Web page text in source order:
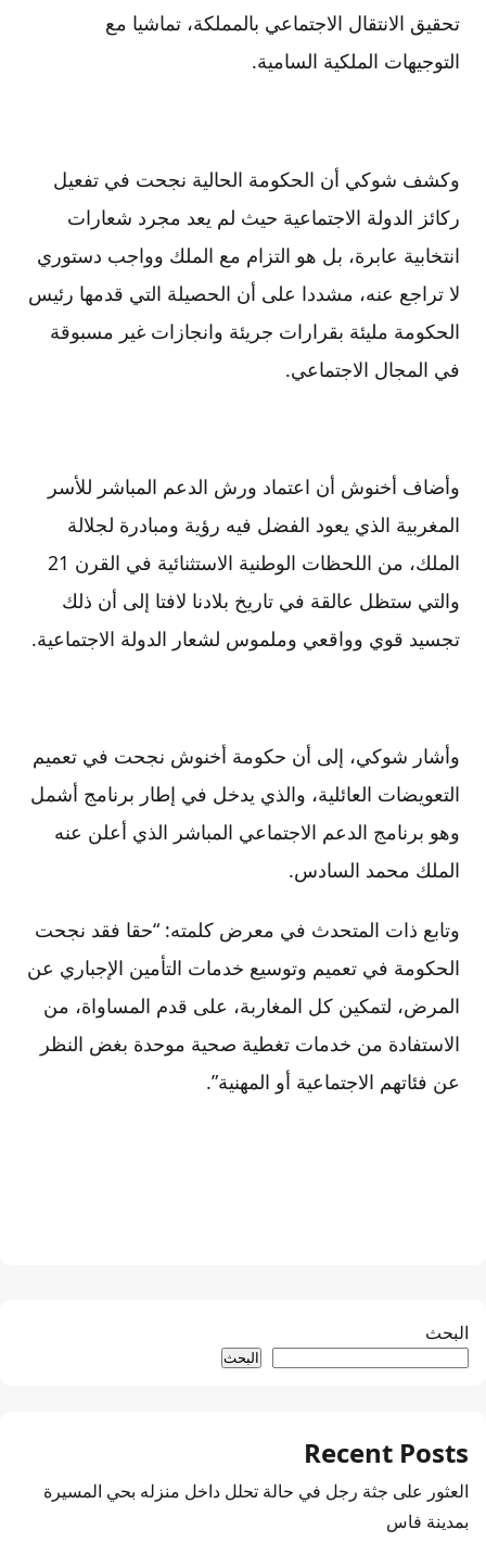
تحقيق الانتقال الاجتماعي بالمملكة، تماشيا مع
التوجيهات الملكية السامية.
وكشف شوكي أن الحكومة الحالية نجحت في تفعيل
ركائز الدولة الاجتماعية حيث لم يعد مجرد شعارات
انتخابية عابرة، بل هو التزام مع الملك وواجب دستوري
لا تراجع عنه، مشددا على أن الحصيلة التي قدمها رئيس
الحكومة مليئة بقرارات جريئة وانجازات غير مسبوقة
في المجال الاجتماعي.
وأضاف أخنوش أن اعتماد ورش الدعم المباشر للأسر
المغربية الذي يعود الفضل فيه رؤية ومبادرة لجلالة
الملك، من اللحظات الوطنية الاستثنائية في القرن 21
والتي ستظل عالقة في تاريخ بلادنا لافتا إلى أن ذلك
تجسيد قوي وواقعي وملموس لشعار الدولة الاجتماعية.
وأشار شوكي، إلى أن حكومة أخنوش نجحت في تعميم
التعويضات العائلية، والذي يدخل في إطار برنامج أشمل
وهو برنامج الدعم الاجتماعي المباشر الذي أعلن عنه
الملك محمد السادس.
وتابع ذات المتحدث في معرض كلمته: “حقا فقد نجحت
الحكومة في تعميم وتوسيع خدمات التأمين الإجباري عن
المرض، لتمكين كل المغاربة، على قدم المساواة، من
الاستفادة من خدمات تغطية صحية موحدة بغض النظر
عن فئاتهم الاجتماعية أو المهنية”.
البحث
البحث
Recent Posts
العثور على جثة رجل في حالة تحلل داخل منزله بحي المسيرة
بمدينة فاس